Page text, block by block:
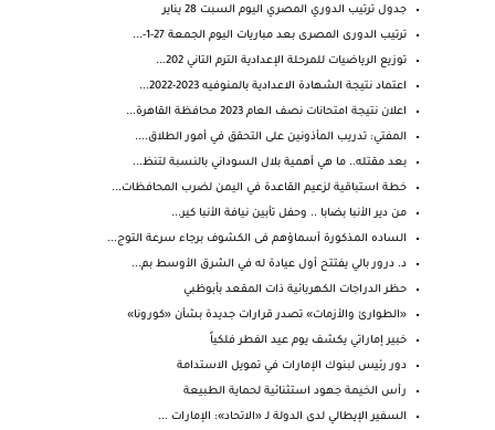
جدول ترتيب الدوري المصري اليوم السبت 28 يناير
ترتيب الدورى المصرى بعد مباريات اليوم الجمعة 27-1-...
توزيع الرياضيات للمرحلة الإعدادية الترم التاني 202...
اعتماد نتيجة الشهادة الاعدادية بالمنوفيه 2023-2022...
اعلان نتيجة امتحانات نصف العام 2023 محافظة القاهرة...
المفتي: تدريب المأذونين على التحقق في أمور الطلاق....
بعد مقتله.. ما هي أهمية بلال السوداني بالنسبة لتنظ...
خطة استباقية لزعيم القاعدة في اليمن لضرب المحافظات...
من دير الأنبا بضابا .. وحفل تأبين نيافة الأنبا كير...
الساده المذكورة أسماؤهم فى الكشوف برجاء سرعة التوج...
د. درور بالي يفتتح أول عيادة له في الشرق الأوسط بم...
حظر الدراجات الكهربائية ذات المقعد بأبوظبي
«الطوارئ والأزمات» تصدر قرارات جديدة بشأن «كورونا»
خبير إماراتي يكشف يوم عيد الفطر فلكياً
دور رئيس لبنوك الإمارات في تمويل الاستدامة
رأس الخيمة جهود استثنائية لحماية الطبيعة
السفير الإيطالي لدى الدولة لـ «الاتحاد»: الإمارات ...